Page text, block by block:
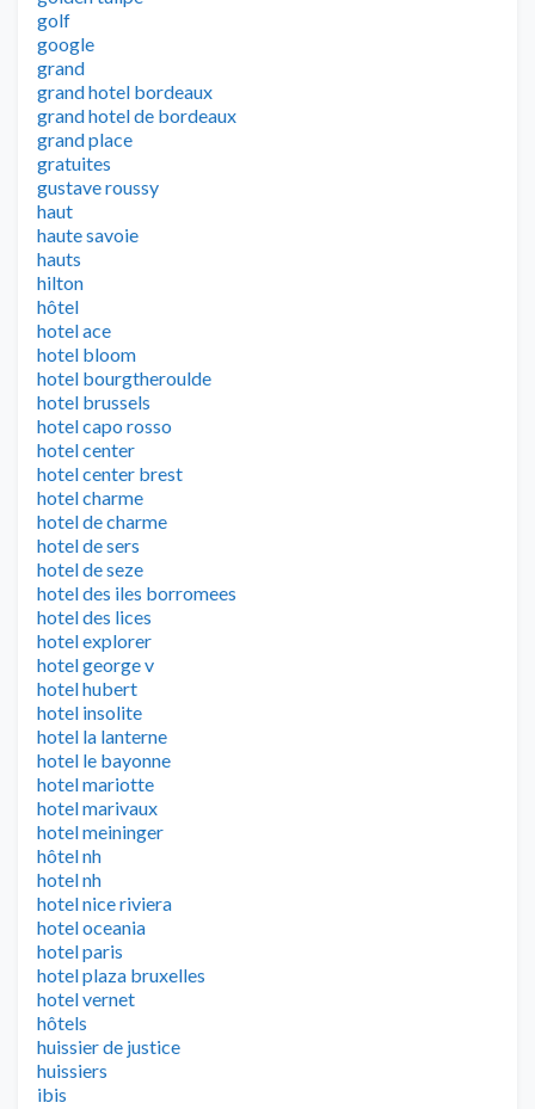
golf
google
grand
grand hotel bordeaux
grand hotel de bordeaux
grand place
gratuites
gustave roussy
haut
haute savoie
hauts
hilton
hôtel
hotel ace
hotel bloom
hotel bourgtheroulde
hotel brussels
hotel capo rosso
hotel center
hotel center brest
hotel charme
hotel de charme
hotel de sers
hotel de seze
hotel des iles borromees
hotel des lices
hotel explorer
hotel george v
hotel hubert
hotel insolite
hotel la lanterne
hotel le bayonne
hotel mariotte
hotel marivaux
hotel meininger
hôtel nh
hotel nh
hotel nice riviera
hotel oceania
hotel paris
hotel plaza bruxelles
hotel vernet
hôtels
huissier de justice
huissiers
ibis